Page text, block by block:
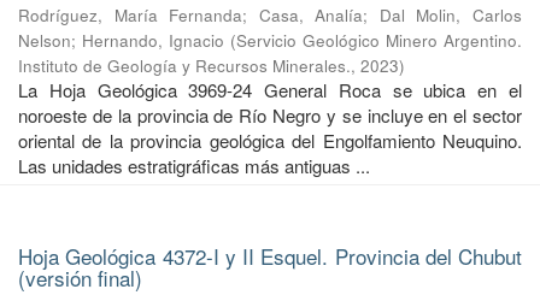
Rodríguez, María Fernanda; Casa, Analía; Dal Molin, Carlos
Nelson; Hernando, Ignacio (Servicio Geológico Minero Argentino.
Instituto de Geología y Recursos Minerales., 2023)
La Hoja Geológica 3969-24 General Roca se ubica en el
noroeste de la provincia de Río Negro y se incluye en el sector
oriental de la provincia geológica del Engolfamiento Neuquino.
Las unidades estratigráficas más antiguas ...
Hoja Geológica 4372-I y II Esquel. Provincia del Chubut
(versión final)